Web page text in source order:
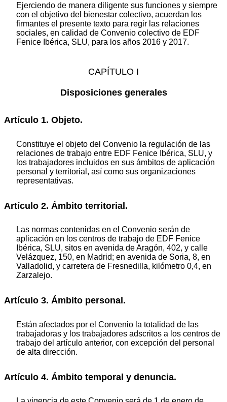
Ejerciendo de manera diligente sus funciones y siempre
con el objetivo del bienestar colectivo, acuerdan los
firmantes el presente texto para regir las relaciones
sociales, en calidad de Convenio colectivo de EDF
Fenice Ibérica, SLU, para los años 2016 y 2017.
CAPÍTULO I
Disposiciones generales
Artículo 1. Objeto.
Constituye el objeto del Convenio la regulación de las
relaciones de trabajo entre EDF Fenice Ibérica, SLU, y
los trabajadores incluidos en sus ámbitos de aplicación
personal y territorial, así como sus organizaciones
representativas.
Artículo 2. Ámbito territorial.
Las normas contenidas en el Convenio serán de
aplicación en los centros de trabajo de EDF Fenice
Ibérica, SLU, sitos en avenida de Aragón, 402, y calle
Velázquez, 150, en Madrid; en avenida de Soria, 8, en
Valladolid, y carretera de Fresnedilla, kilómetro 0,4, en
Zarzalejo.
Artículo 3. Ámbito personal.
Están afectados por el Convenio la totalidad de las
trabajadoras y los trabajadores adscritos a los centros de
trabajo del artículo anterior, con excepción del personal
de alta dirección.
Artículo 4. Ámbito temporal y denuncia.